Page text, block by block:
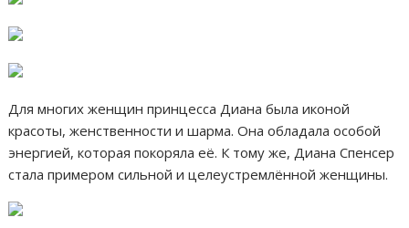
Для многих женщин принцесса Диана была иконой
красоты, женственности и шарма. Она обладала особой
энергией, которая покоряла её. К тому же, Диана Спенсер
стала примером сильной и целеустремлённой женщины.